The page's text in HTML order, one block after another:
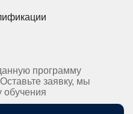
программу
заявку, мы
обучения